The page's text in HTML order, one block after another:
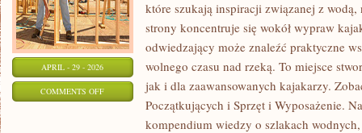
APRIL - 29 - 2026
COMMENTS OFFON
które szukają inspiracji związanej z
strony koncentruje się wokół wypraw
odwiedzający może znaleźć praktyczne
wolnego czasu nad rzeką. To miejsce
jak i dla zaawansowanych kajakarzy.
Początkujących i Sprzęt i Wyposażenie.
kompendium wiedzy o szlakach